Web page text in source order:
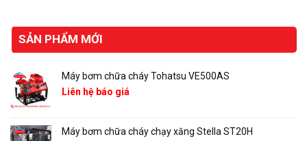
SẢN PHẨM MỚI
Máy bơm chữa cháy Tohatsu VE500AS
Liên hệ báo giá
Máy bơm chữa cháy chạy xăng Stella ST20H